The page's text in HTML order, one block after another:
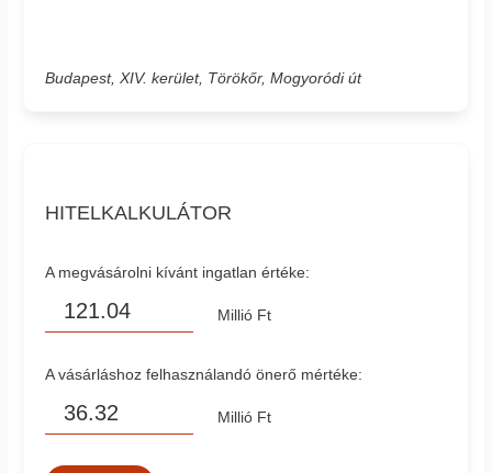
Budapest, XIV. kerület, Törökőr, Mogyoródi út
HITELKALKULÁTOR
A megvásárolni kívánt ingatlan értéke:
Millió Ft
A vásárláshoz felhasználandó önerő mértéke:
Millió Ft